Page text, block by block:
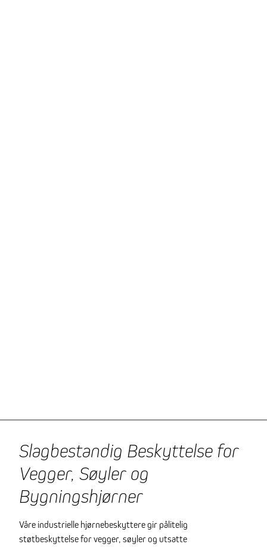
Slagbestandig Beskyttelse for
Vegger, Søyler og
Bygningshjørner
Våre industrielle hjørnebeskyttere gir pålitelig
støtbeskyttelse for vegger, søyler og utsatte